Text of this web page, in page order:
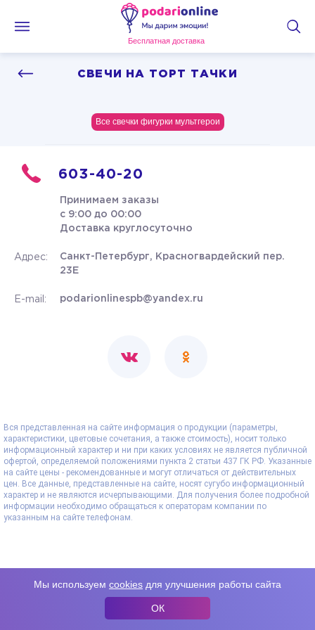
Бесплатная доставка
СВЕЧИ НА ТОРТ ТАЧКИ
Все свечки фигурки мультгерои
603-40-20
Принимаем заказы
с 9:00 до 00:00
Доставка круглосуточно
Адрес:
Санкт-Петербург, Красногвардейский пер.
23Е
E-mail: podarionlinespb@yandex.ru
Вся представленная на сайте информация о продукции (параметры,
характеристики, цветовые сочетания, а также стоимость), носит только
информационный характер и ни при каких условиях не является публичной
офертой, определяемой положениями пункта 2 статьи 437 ГК РФ. Указанные
на сайте цены - рекомендованные и могут отличаться от действительных
цен. Все данные, представленные на сайте, носят сугубо информационный
характер и не являются исчерпывающими. Для получения более подробной
информации необходимо обращаться к операторам компании по
указанным на сайте телефонам.
Мы используем cookies для улучшения работы сайта
ОК